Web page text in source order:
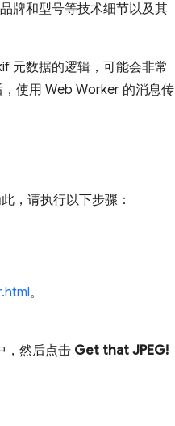
牌和型号等技术细节以及其
元数据的逻辑，可能会非常
使用 Web Worker 的消息传
，请执行以下步骤：
。
，然后点击 Get that JPEG!